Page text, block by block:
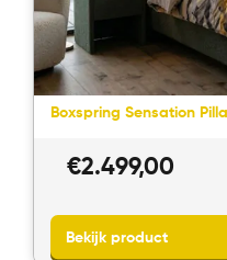
Boxspring Sensation
€2.499,00